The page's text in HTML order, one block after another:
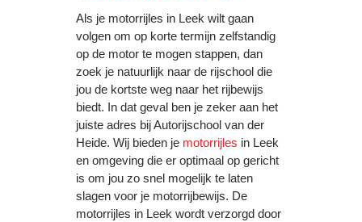
Als je motorrijles in Leek wilt gaan
volgen om op korte termijn zelfstandig
op de motor te mogen stappen, dan
zoek je natuurlijk naar de rijschool die
jou de kortste weg naar het rijbewijs
biedt. In dat geval ben je zeker aan het
juiste adres bij Autorijschool van der
Heide. Wij bieden je motorrijles in Leek
en omgeving die er optimaal op gericht
is om jou zo snel mogelijk te laten
slagen voor je motorrijbewijs. De
motorrijles in Leek wordt verzorgd door